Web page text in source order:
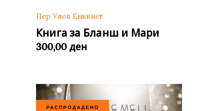
Пер Улов Енквист
Книга за Бланш и Мари
300,00 ден
РАСПРОДАДЕНО